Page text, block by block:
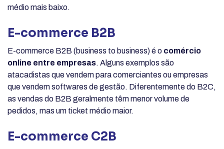
médio mais baixo.
E-commerce B2B
E-commerce B2B (business to business) é o comércio
online entre empresas. Alguns exemplos são
atacadistas que vendem para comerciantes ou empresas
que vendem softwares de gestão. Diferentemente do B2C,
as vendas do B2B geralmente têm menor volume de
pedidos, mas um ticket médio maior.
E-commerce C2B